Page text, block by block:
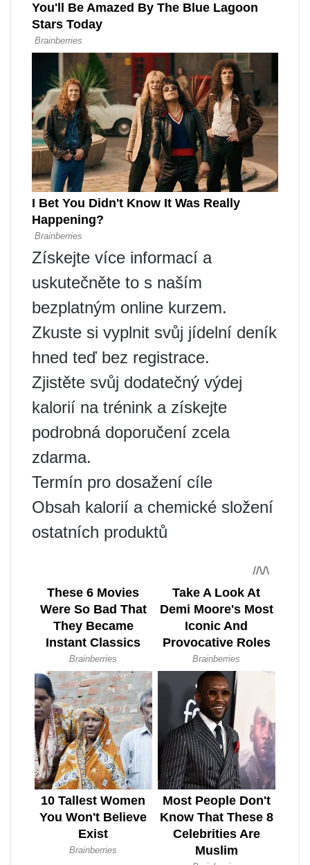
Získejte více informací a
uskutečněte to s naším
bezplatným online kurzem.
Zkuste si vyplnit svůj jídelní deník
hned teď bez registrace.
Zjistěte svůj dodatečný výdej
kalorií na trénink a získejte
podrobná doporučení zcela
zdarma.
Termín pro dosažení cíle
Obsah kalorií a chemické složení
ostatních produktů